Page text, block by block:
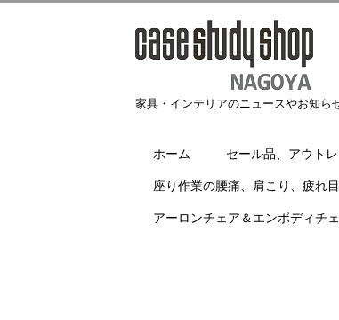
家具・インテリアのニュースやお知ら
ホーム セール品、アウト
座り作業の腰痛、肩こり、疲れ
アーロンチェア＆エンボディチ